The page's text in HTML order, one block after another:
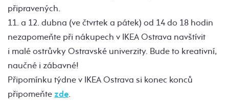
připravených.
11. a 12. dubna (ve čtvrtek a pátek) od 14 do 18 hodin
nezapomeňte při nákupech v IKEA Ostrava navštívit
i malé ostrůvky Ostravské univerzity. Bude to kreativní,
naučné i zábavné!
Připomínku týdne v IKEA Ostrava si konec konců
připomeňtezde.